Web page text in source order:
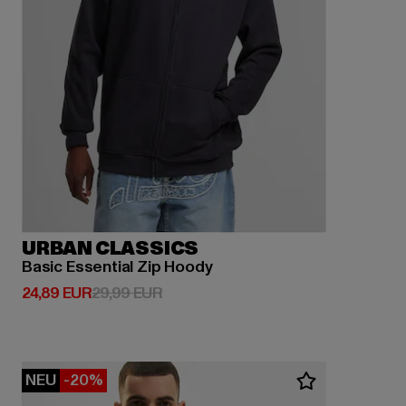
URBAN CLASSICS
Basic Essential Zip Hoody
24,89 EUR
Derzeitiger Preis: 24,89 EUR
29,99 EURAktionspreis: 29,99 EUR
NEU -20%